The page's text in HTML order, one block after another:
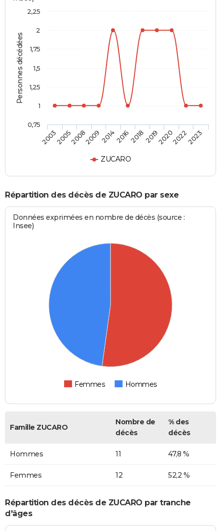
Personnes décédées
ZUCARO
20032005200820092014201620182019202020222023
0,75
1
1,25
1,5
1,75
2
2,25
Répartition des décès de ZUCARO par sexe
Données exprimées en nombre de décès (source :
Insee)
Femmes Hommes
Famille ZUCARO
Nombre de
décès
% des
décès
Hommes 11 47,8 %
Femmes 12 52,2 %
Répartition des décès de ZUCARO par tranche
d'âges